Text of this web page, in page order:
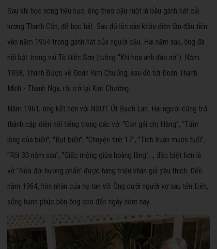
Sau khi học xong tiểu học, ông theo cậu ruột là bầu gánh hát cải
lương Thanh Cần, để học hát. Sau đó lên sân khấu diễn lần đầu tiên
vào năm 1954 trong gánh hát của người cậu. Hai năm sau, ông đã
nổi bật trong vai Tô Điền Sơn (tuồng "Khi hoa anh đào nở"). Năm
1958, Thành Được về Đoàn Kim Chưởng, sau đó tới Đoàn Thanh
Minh - Thanh Nga, rồi trở lại Kim Chưởng.
Năm 1961, ông kết hôn với NSƯT Út Bạch Lan. Hai người cũng trở
thành cặp diễn nổi tiếng trong các vở: "Con gái chị Hằng", "Tấm
lòng của biển", "Bọt biển", "Chuyện tình 17", "Tình Xuân muôn tuổi",
"Rồi 30 năm sau", "Giấc mộng giữa hoàng lăng"..., đặc biệt hơn là
vở "Nửa đời hương phấn" được hàng triệu khán giả yêu thích. Đến
năm 1964, hôn nhân của họ tan vỡ. Ông cưới người vợ sau tên Liên,
sống hạnh phúc bên ông cho đến ngày hôm nay.